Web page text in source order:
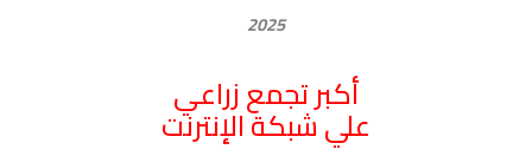
2025
أكبر تجمع زراعي
علي شبكة الإنترنت